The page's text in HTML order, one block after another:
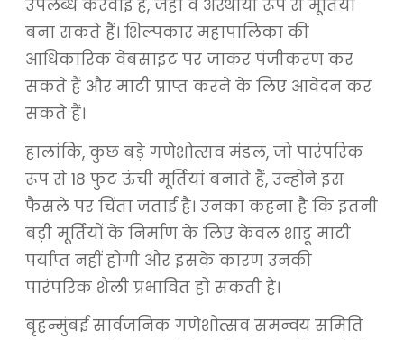
उपलब्ध करवाई हैं, जहां वे अस्थायी रूप से मूर्तियां
बना सकते हैं। शिल्पकार महापालिका की
आधिकारिक वेबसाइट पर जाकर पंजीकरण कर
सकते हैं और माटी प्राप्त करने के लिए आवेदन कर
सकते हैं।
हालांकि, कुछ बड़े गणेशोत्सव मंडल, जो पारंपरिक
रूप से 18 फुट ऊंची मूर्तियां बनाते हैं, उन्होंने इस
फैसले पर चिंता जताई है। उनका कहना है कि इतनी
बड़ी मूर्तियों के निर्माण के लिए केवल शाडू माटी
पर्याप्त नहीं होगी और इसके कारण उनकी
पारंपरिक शैली प्रभावित हो सकती है।
बृहन्मुंबई सार्वजनिक गणेशोत्सव समन्वय समिति